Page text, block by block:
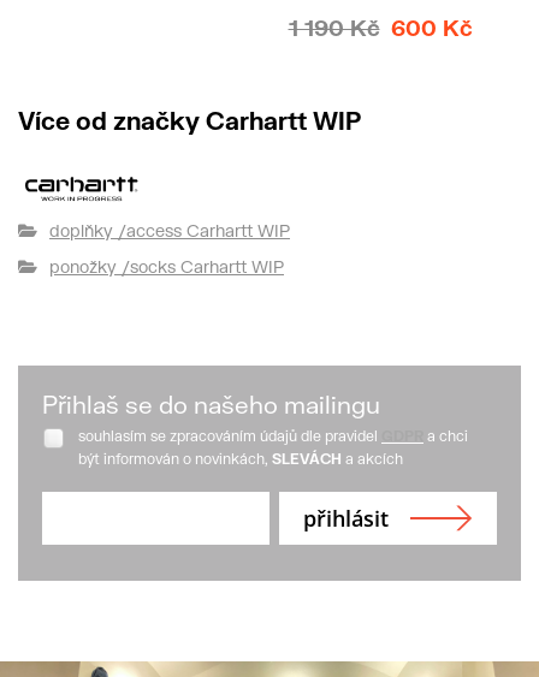
1 190 Kč 600 Kč
Více od značky Carhartt WIP
doplňky /access Carhartt WIP
ponožky /socks Carhartt WIP
Přihlaš se do našeho mailingu
souhlasím se zpracováním údajů dle pravidel
a chci
být informován o novinkách, SLEVÁCH a akcích